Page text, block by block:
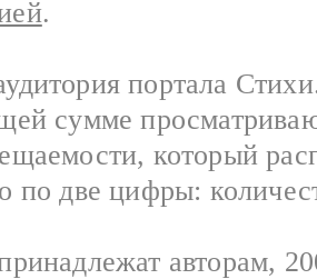
.
портала
сумме
который
по две цифры:
авторам,